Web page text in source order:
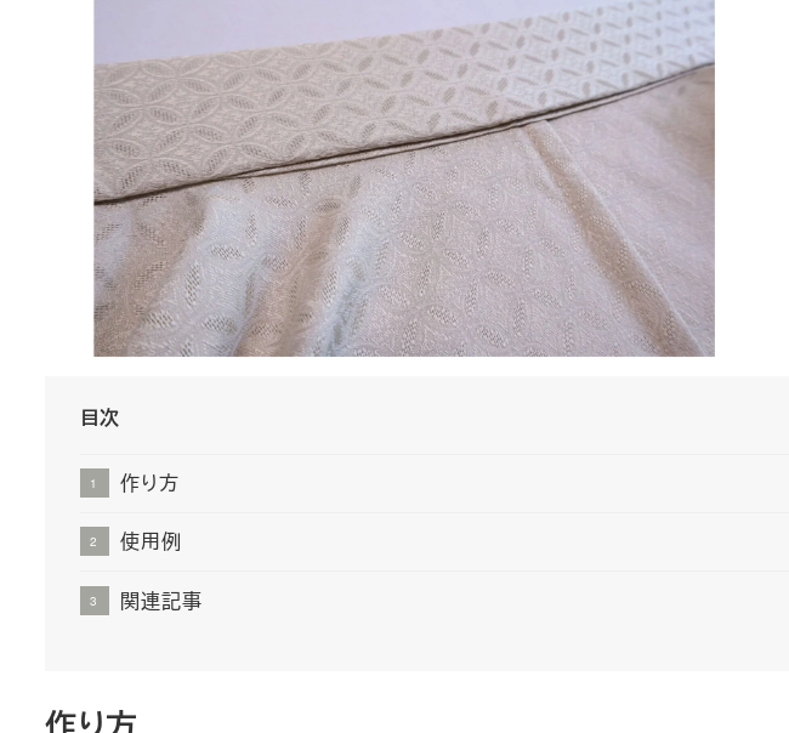
目次
作り方
使用例
関連記事
作り方